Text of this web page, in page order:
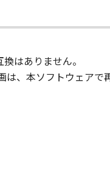
はありません。
、本ソフトウェア